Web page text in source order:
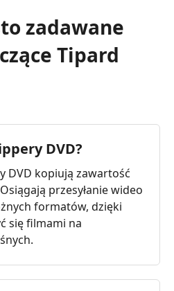
zadawane
Tipard
DVD?
DVD kopiują zawartość
przesyłanie wideo
formatów, dzięki
się filmami na